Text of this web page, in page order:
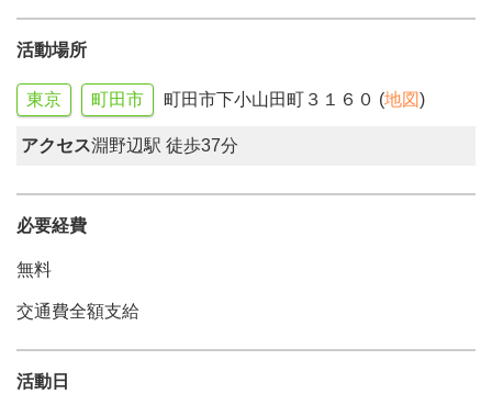
活動場所
東京 町田市 町田市下小山田町３１６０ (地図)
アクセス淵野辺駅 徒歩37分
必要経費
無料
交通費全額支給
活動日